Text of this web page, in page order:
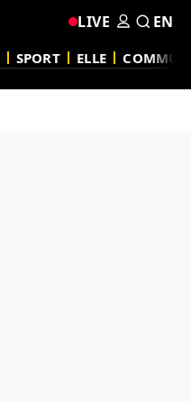
SPORT ELLE
LIVE EN